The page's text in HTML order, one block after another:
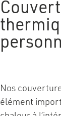
Nos
élément